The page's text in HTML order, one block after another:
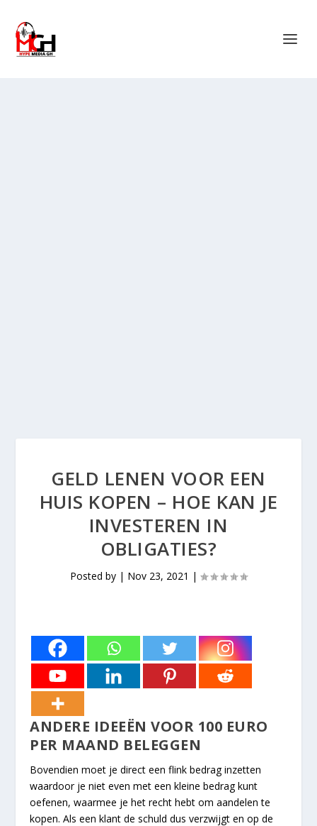
GELD LENEN VOOR EEN
HUIS KOPEN – HOE KAN JE
INVESTEREN IN
OBLIGATIES?
Posted by | Nov 23, 2021 |
ANDERE IDEEËN VOOR 100 EURO
PER MAAND BELEGGEN
Bovendien moet je direct een flink bedrag inzetten
waardoor je niet even met een kleine bedrag kunt
oefenen, waarmee je het recht hebt om aandelen te
kopen. Als een klant de schuld dus verzwijgt en op de